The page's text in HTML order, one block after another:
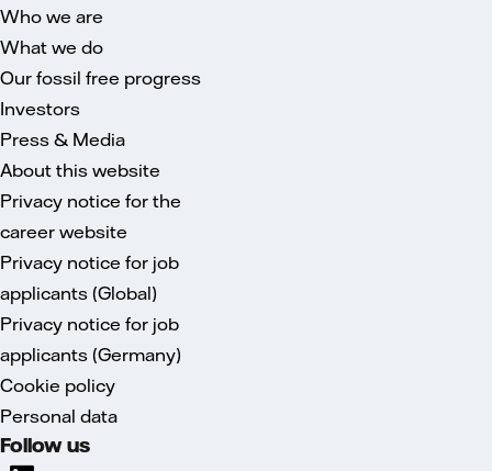
Who we are
What we do
Our fossil free progress
Investors
Press & Media
About this website
Privacy notice for the
career website
Privacy notice for job
applicants (Global)
Privacy notice for job
applicants (Germany)
Cookie policy
Personal data
Follow us